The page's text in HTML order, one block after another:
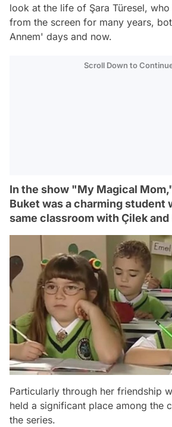
look at the life of Şara Türesel,
from the screen for many years,
Annem' days and now.
Scroll Down to
In the show "My Magical
Buket was a charming student
same classroom with Çilek and
Particularly through her friendship
held a significant place among the
the series.